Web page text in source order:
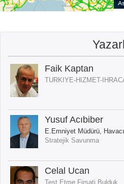
Faik Kaptan
TURKIYE-HIZMET-
Yusuf Acıbiber
E.Emniyet Müdürü,
Stratejik Savunma
Celal Ucan
Test Etme Firsati Bulduk